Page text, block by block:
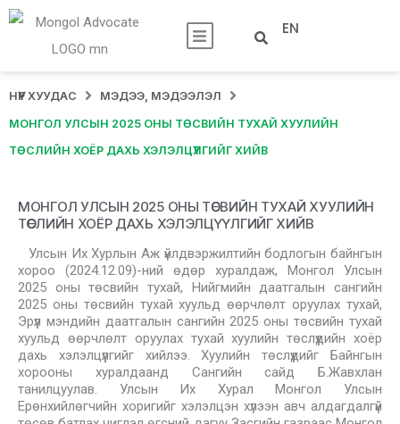
EN
НҮҮР ХУУДАС МЭДЭЭ, МЭДЭЭЛЭЛ
МОНГОЛ УЛСЫН 2025 ОНЫ ТӨСВИЙН ТУХАЙ ХУУЛИЙН
ТӨСЛИЙН ХОЁР ДАХЬ ХЭЛЭЛЦҮҮЛГИЙГ ХИЙВ
МОНГОЛ УЛСЫН 2025 ОНЫ ТӨСВИЙН ТУХАЙ ХУУЛИЙН
ТӨСЛИЙН ХОЁР ДАХЬ ХЭЛЭЛЦҮҮЛГИЙГ ХИЙВ
Улсын Их Хурлын Аж үйлдвэржилтийн бодлогын байнгын
хороо (2024.12.09)-ний өдөр хуралдаж, Монгол Улсын
2025 оны төсвийн тухай, Нийгмийн даатгалын сангийн
2025 оны төсвийн тухай хуульд өөрчлөлт оруулах тухай,
Эрүүл мэндийн даатгалын сангийн 2025 оны төсвийн тухай
хуульд өөрчлөлт оруулах тухай хуулийн төслүүдийн хоёр
дахь хэлэлцүүлгийг хийлээ. Хуулийн төслүүдийг Байнгын
хорооны хуралдаанд Сангийн сайд Б.Жавхлан
танилцуулав. Улсын Их Хурал Монгол Улсын
Ерөнхийлөгчийн хоригийг хэлэлцэн хүлээн авч алдагдалгүй